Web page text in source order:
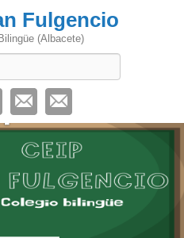
Fulgencio
(Albacete)